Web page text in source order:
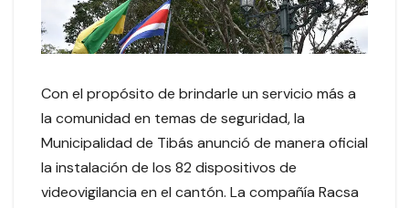
Con el propósito de brindarle un servicio más a
la comunidad en temas de seguridad, la
Municipalidad de Tibás anunció de manera oficial
la instalación de los 82 dispositivos de
videovigilancia en el cantón. La compañía Racsa